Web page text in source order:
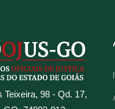
Teixeira, 98 - Qd. 17,